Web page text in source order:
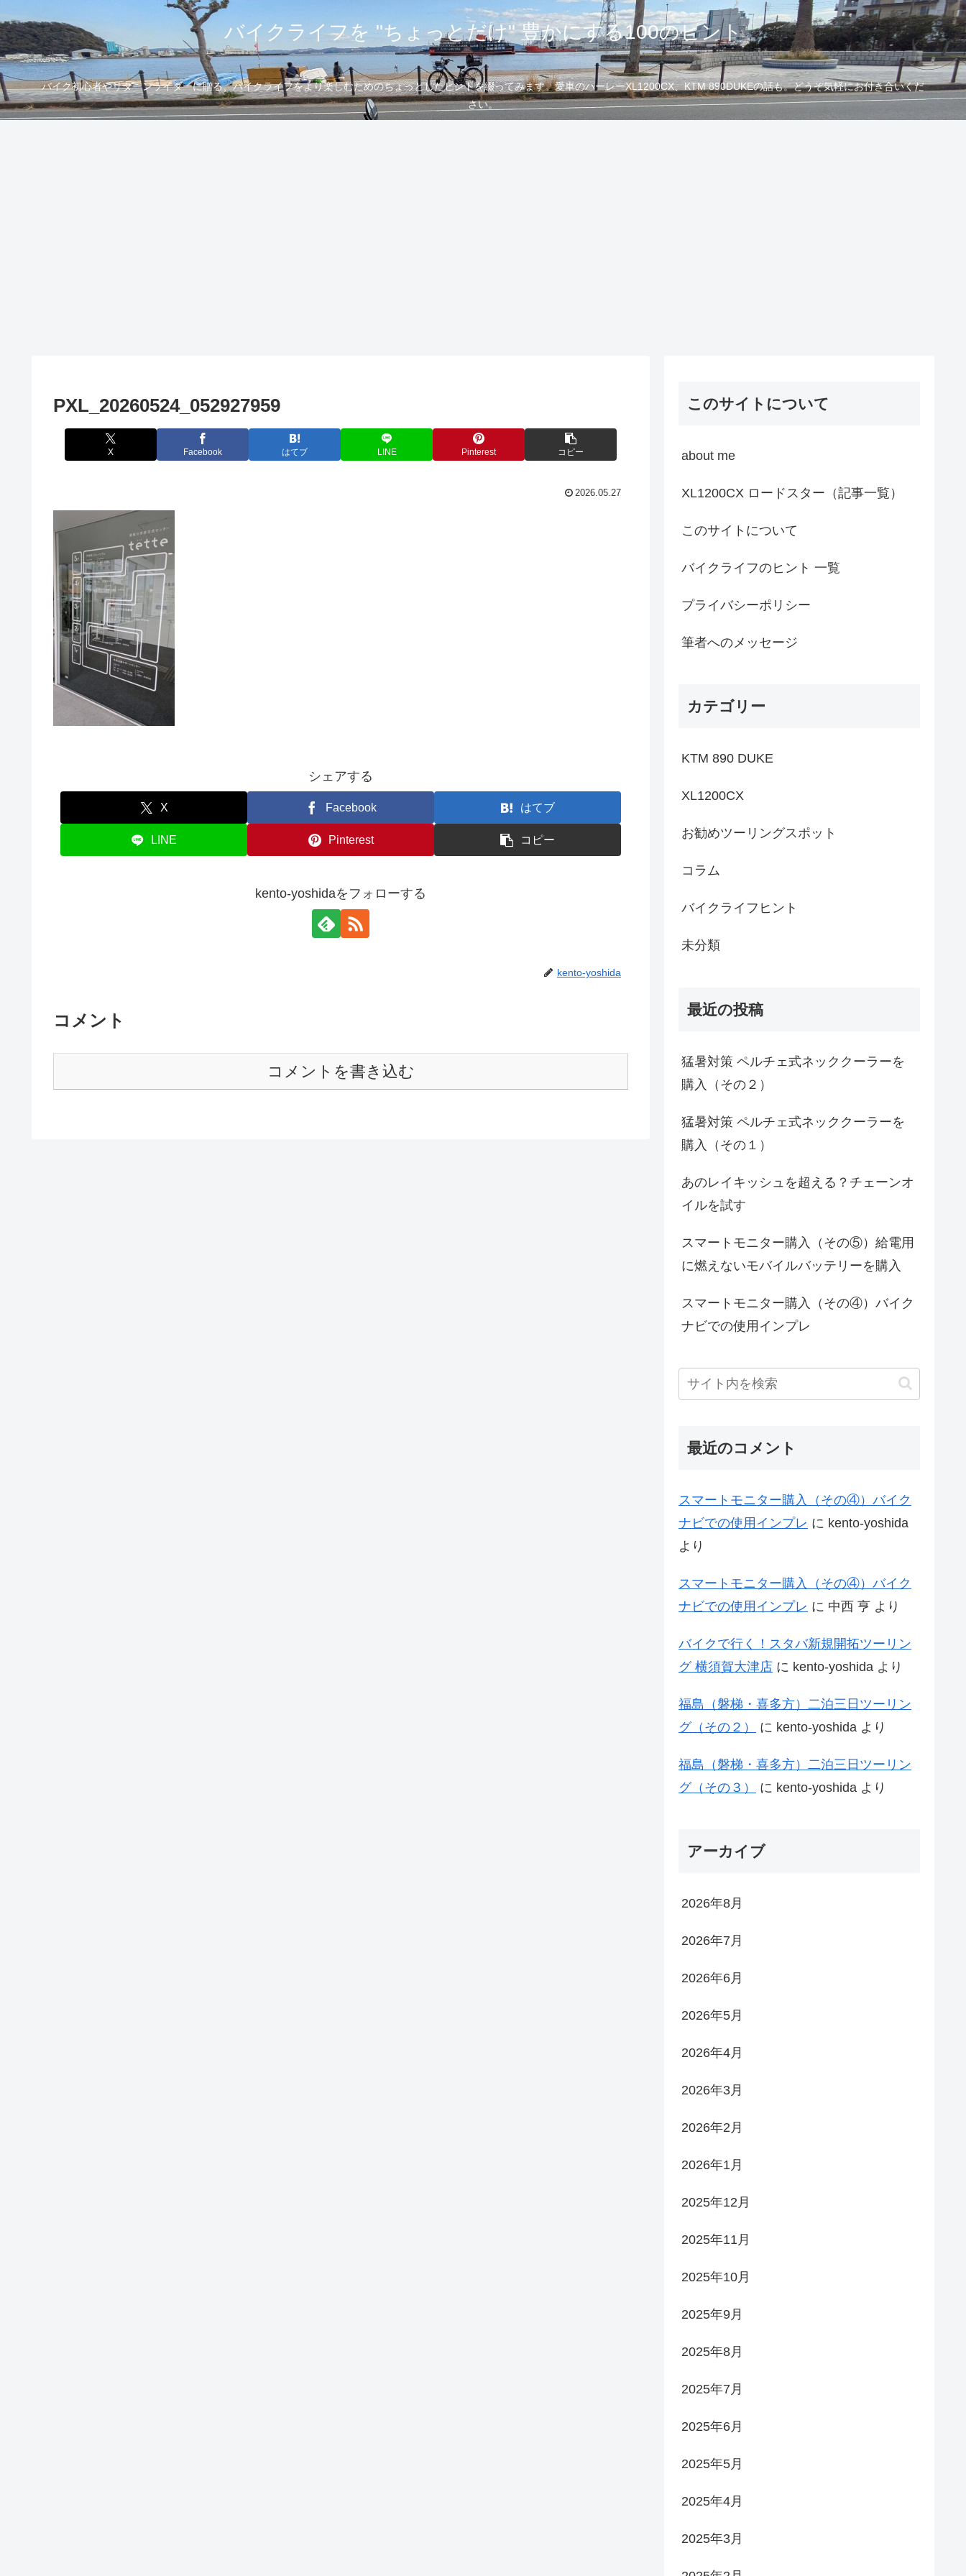
バイクライフを "ちょっとだけ" 豊かにする100のヒント
バイク初心者やリターンライダーに贈る、バイクライフをより楽しむためのちょっとしたヒントを綴ってみます。愛車のハーレーXL1200CX、KTM 890DUKEの話も。どうぞ気軽にお付き合いくだ
さい。
PXL_20260524_052927959
X Facebook はてブ LINE Pinterest コピー
2026.05.27
シェアする
X Facebook はてブ
LINE Pinterest コピー
kento-yoshidaをフォローする
kento-yoshida
コメント
コメントを書き込む
このサイトについて
about me
XL1200CX ロードスター（記事一覧）
このサイトについて
バイクライフのヒント 一覧
プライバシーポリシー
筆者へのメッセージ
カテゴリー
KTM 890 DUKE
XL1200CX
お勧めツーリングスポット
コラム
バイクライフヒント
未分類
最近の投稿
猛暑対策 ペルチェ式ネッククーラーを
購入（その２）
猛暑対策 ペルチェ式ネッククーラーを
購入（その１）
あのレイキッシュを超える？チェーンオ
イルを試す
スマートモニター購入（その⑤）給電用
に燃えないモバイルバッテリーを購入
スマートモニター購入（その④）バイク
ナビでの使用インプレ
最近のコメント
スマートモニター購入（その④）バイク
ナビでの使用インプレ に kento-yoshida
より
スマートモニター購入（その④）バイク
ナビでの使用インプレ に 中西 亨 より
バイクで行く！スタバ新規開拓ツーリン
グ 横須賀大津店 に kento-yoshida より
福島（磐梯・喜多方）二泊三日ツーリン
グ（その２）
に kento-yoshida より
福島（磐梯・喜多方）二泊三日ツーリン
グ（その３）
に kento-yoshida より
アーカイブ
2026年8月
2026年7月
2026年6月
2026年5月
2026年4月
2026年3月
2026年2月
2026年1月
2025年12月
2025年11月
2025年10月
2025年9月
2025年8月
2025年7月
2025年6月
2025年5月
2025年4月
2025年3月